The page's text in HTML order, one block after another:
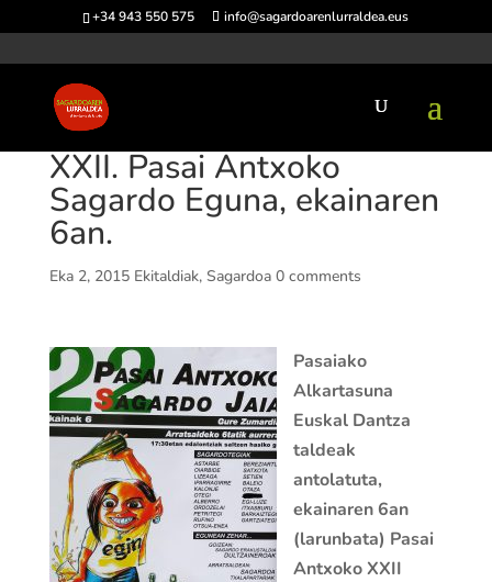
+34 943 550 575 info@sagardoarenlurraldea.eus
XXII. Pasai Antxoko
Sagardo Eguna, ekainaren
6an.
Eka 2, 2015 Ekitaldiak, Sagardoa 0 comments
Pasaiako
Alkartasuna
Euskal Dantza
taldeak
antolatuta,
ekainaren 6an
(larunbata) Pasai
Antxoko XXII